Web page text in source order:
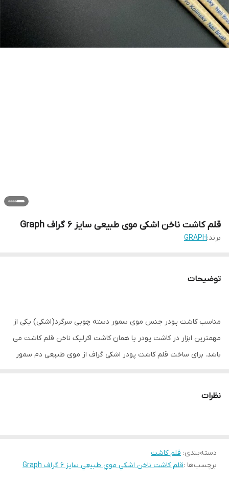
قلم کاشت ناخن اشکی موی طبیعی سایز 6 گراف Graph
برند:GRAPH
توضیحات
مناسب کاشت پودر جنس موی سمور دسته چوبی سرگرد(اشکی) یکی از
مهمترین ابزار در کاشت پودر یا همان کاشت اکرلیک ناخن قلم کاشت می
باشد. برای ساخت قلم کاشت پودر اشکی گراف از موی طبیعی دم سمور
کار، تسلط کامل روی ناخن دارید. کاشت با قلم اشکی ( سرگرد) بسیار
ارزش خرید بالایی برخوردار می باشد. ضخامت قلم کاشت پودر و ساختار
آن به صورتی طراحی شده است که رطوبت لازم برای مخلوط شدن پودر
نظرات
دسته‌بندی: قلم کاشت
برچسب‌ها :قلم کاشت ناخن اشکي موي طبيعي سايز 6 گراف Graph